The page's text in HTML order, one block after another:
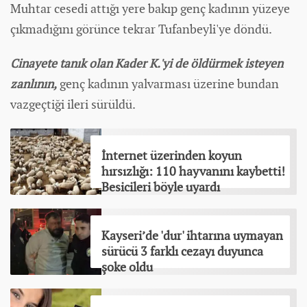
Muhtar cesedi attığı yere bakıp genç kadının yüzeye
çıkmadığını görünce tekrar Tufanbeyli'ye döndü.
Cinayete tanık olan Kader K.'yi de öldürmek isteyen
zanlının, genç kadının yalvarması üzerine bundan
vazgeçtiği ileri sürüldü.
İnternet üzerinden koyun
hırsızlığı: 110 hayvanını kaybetti!
Besicileri böyle uyardı
Kayseri’de 'dur' ihtarına uymayan
sürücü 3 farklı cezayı duyunca
şoke oldu